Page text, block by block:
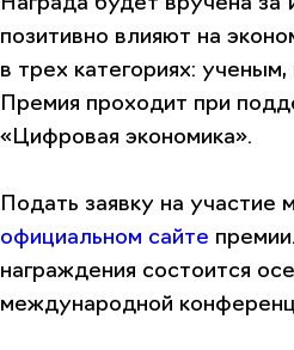
позитивно влияют на
в трех категориях:
Премия проходит при
«Цифровая экономика».
Подать заявку на участие
официальном сайте
награждения состоится
международной